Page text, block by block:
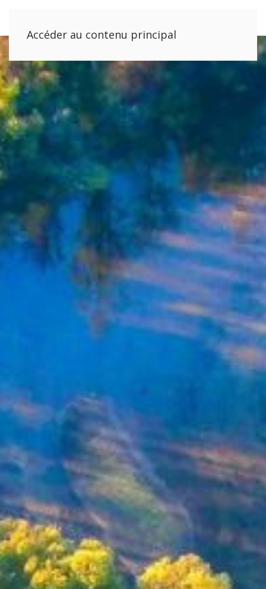
Accéder au contenu principal